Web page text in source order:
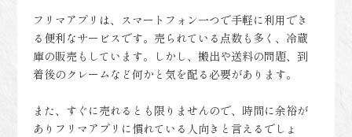
フリマアプリは、スマートフォン一つで手軽に利用でき
る便利なサービスです。売られている点数も多く、冷蔵
庫の販売もしています。しかし、搬出や送料の問題、到
着後のクレームなど何かと気を配る必要があります。
また、すぐに売れるとも限りませんので、時間に余裕が
ありフリマアプリに慣れている人向きと言えるでしょ